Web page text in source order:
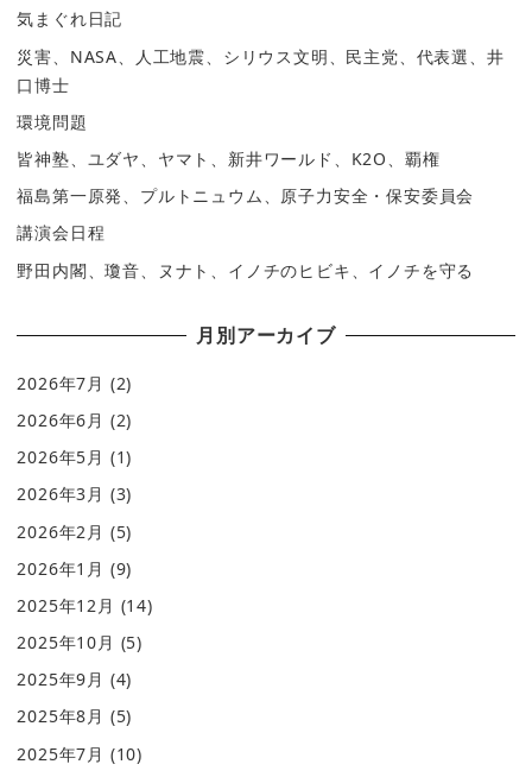
気まぐれ日記
災害、NASA、人工地震、シリウス文明、民主党、代表選、井
口博士
環境問題
皆神塾、ユダヤ、ヤマト、新井ワールド、K2O、覇権
福島第一原発、プルトニュウム、原子力安全・保安委員会
講演会日程
野田内閣、瓊音、ヌナト、イノチのヒビキ、イノチを守る
月別アーカイブ
2026年7月 (2)
2026年6月 (2)
2026年5月 (1)
2026年3月 (3)
2026年2月 (5)
2026年1月 (9)
2025年12月 (14)
2025年10月 (5)
2025年9月 (4)
2025年8月 (5)
2025年7月 (10)